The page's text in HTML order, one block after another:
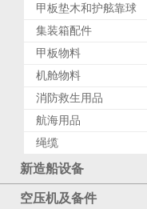
甲板垫木和护舷靠球
集装箱配件
甲板物料
机舱物料
消防救生用品
航海用品
绳缆
新造船设备
空压机及备件